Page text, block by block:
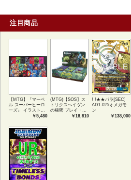
注目商品
【MTG】『マーベ
ル スーパーヒーロ
ーズ』 イラストコ
レクション 54種コ
アートカード(JPN)
￥5,480
(MTG)【SOS】ス
トリクスヘイヴン
の秘密 プレイ・ブ
ースター1BOX日本
￥18,810
! !★★パラ[SEC]
AD1-025オメガモ
ン
￥138,000